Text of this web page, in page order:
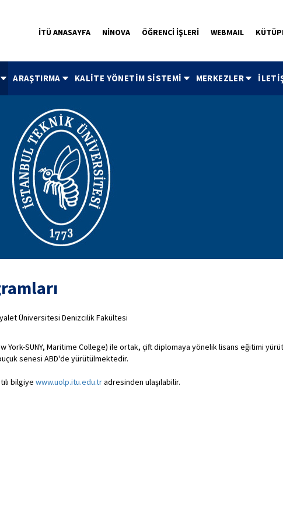
İTÜ ANASAYFA NİNOVA ÖĞRENCİ İŞLERİ WEBMAIL
ARAŞTIRMA KALİTE YÖNETİM SİSTEMİ MERKEZLER
Üniversitesi Denizcilik Fakültesi
York-SUNY, Maritime College) ile ortak, çift diplomaya yönelik lisans eğitimi
senesi ABD'de yürütülmektedir.
bilgiye www.uolp.itu.edu.tradresinden ulaşılabilir.